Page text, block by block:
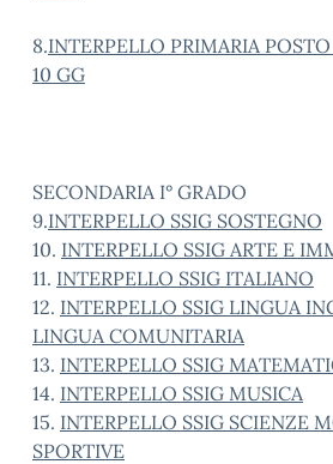
8.INTERPELLO PRIMARIA
10 GG
SECONDARIA I° GRADO
9.INTERPELLO SSIG SOSTEGNO
10. INTERPELLO SSIG ARTE E
11. INTERPELLO SSIG ITALIANO
12. INTERPELLO SSIG LINGUA
LINGUA COMUNITARIA
13. INTERPELLO SSIG
14. INTERPELLO SSIG MUSICA
15. INTERPELLO SSIG SCIENZE
SPORTIVE